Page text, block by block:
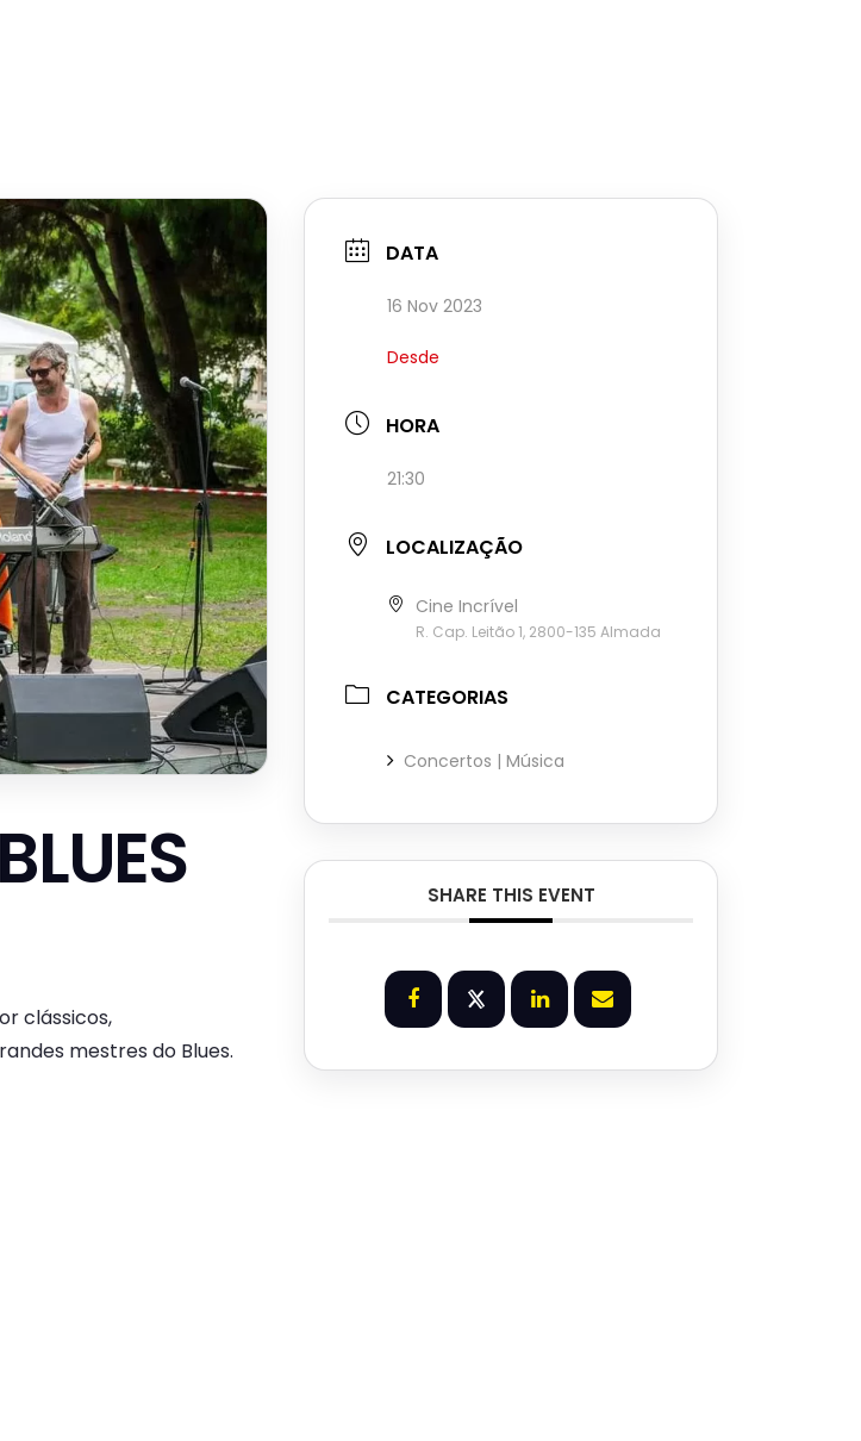
clássicos,
mestres do Blues.
DATA
16 Nov 2023
Desde
HORA
21:30
LOCALIZAÇÃO
Cine Incrível
R. Cap. Leitão 1, 2800-135 Almada
CATEGORIAS
Concertos | Música
SHARE THIS EVENT